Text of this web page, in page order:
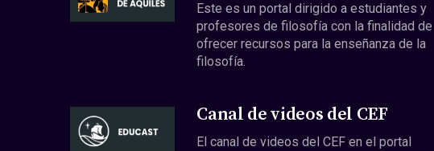
Este es un portal dirigido a estudiantes y
profesores de filosofía con la finalidad de
ofrecer recursos para la enseñanza de la
filosofía.
Canal de videos del CEF
El canal de videos del CEF en el portal